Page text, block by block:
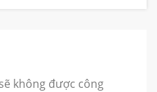
không được công